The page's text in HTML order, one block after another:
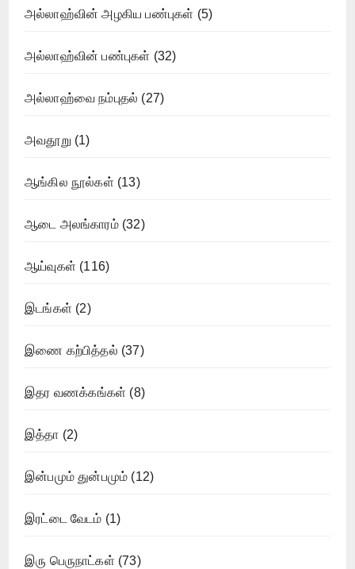
அல்லாஹ்வின் அழகிய பண்புகள் (5)
அல்லாஹ்வின் பண்புகள் (32)
அல்லாஹ்வை நம்புதல் (27)
அவதூறு (1)
ஆங்கில நூல்கள் (13)
ஆடை அலங்காரம்(32)
ஆய்வுகள் (116)
இடங்கள் (2)
இணை கற்பித்தல் (37)
இதர வணக்கங்கள் (8)
இத்தா (2)
இன்பமும் துன்பமும் (12)
இரட்டை வேடம் (1)
இரு பெருநாட்கள் (73)